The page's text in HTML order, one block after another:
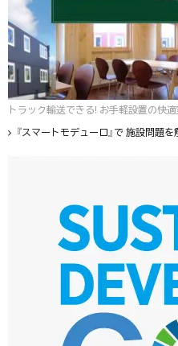
トラック輸送できる! お手軽設置の快
『スマートモデューロ』で 施設問題を